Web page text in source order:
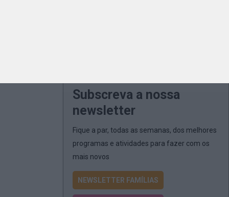
Subscreva a nossa
newsletter
Fique a par, todas as semanas, dos melhores
programas e atividades para fazer com os
mais novos
NEWSLETTER FAMÍLIAS